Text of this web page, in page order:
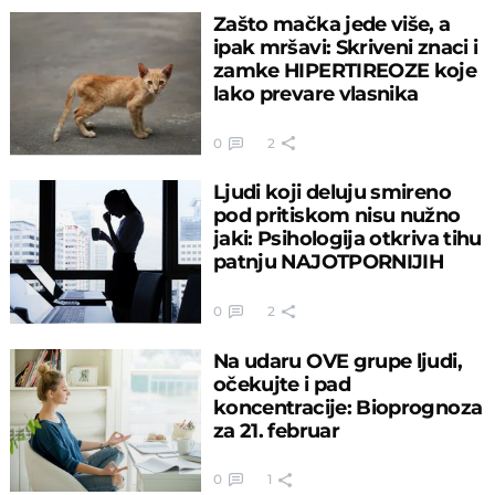
Zašto mačka jede više, a
ipak mršavi: Skriveni znaci i
zamke HIPERTIREOZE koje
lako prevare vlasnika
0 2
Ljudi koji deluju smireno
pod pritiskom nisu nužno
jaki: Psihologija otkriva tihu
patnju NAJOTPORNIJIH
0 2
Na udaru OVE grupe ljudi,
očekujte i pad
koncentracije: Bioprognoza
za 21. februar
0 1